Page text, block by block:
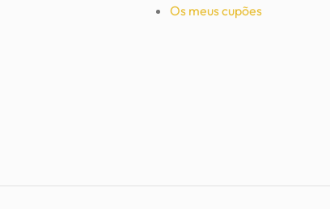
Os meus cupões